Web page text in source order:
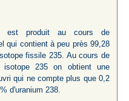
est produit au cours de
qui contient à peu près 99,28
fissile 235. Au cours de
isotope 235 on obtient une
qui ne compte plus que 0,2
d'uranium 238.